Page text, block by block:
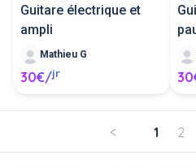
Guitare électrique et
ampli
Mathieu G
30€/jr
< 1 2